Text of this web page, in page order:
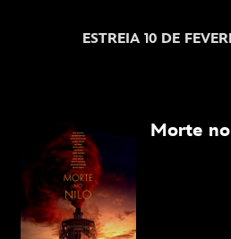
ESTREIA 10 DE
Morte